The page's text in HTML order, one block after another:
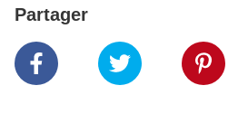
Partager